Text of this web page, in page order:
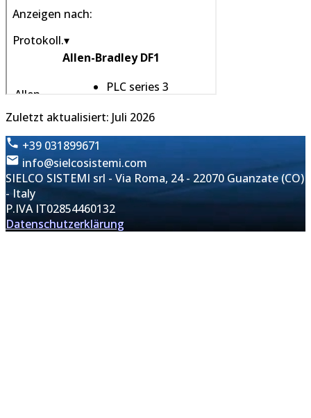
Zuletzt aktualisiert: Juli 2026
+39 031899671
info@sielcosistemi.com
SIELCO SISTEMI srl - Via Roma, 24 - 22070 Guanzate (CO)
- Italy
P.IVA IT02854460132
Datenschutzerklärung